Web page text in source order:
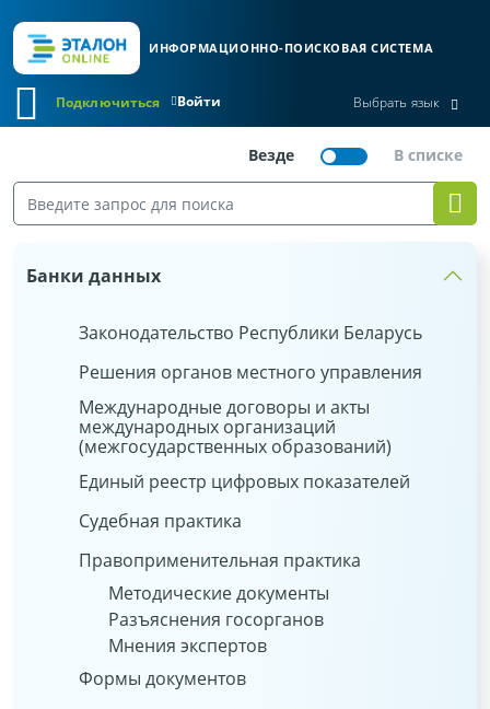
ИНФОРМАЦИОННО-ПОИСКОВАЯ СИСТЕМА
Войти
Подключиться Выбрать язык
Банки данных
Законодательство Республики Беларусь
Решения органов местного управления
Международные договоры и акты
международных организаций
(межгосударственных образований)
Единый реестр цифровых показателей
Судебная практика
Правоприменительная практика
Методические документы
Разъяснения госорганов
Мнения экспертов
Формы документов